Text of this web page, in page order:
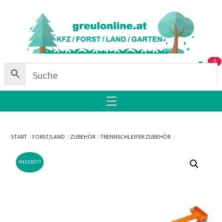
0
Menu
START FORST/LAND ZUBEHÖR TRENNSCHLEIFER ZUBEHÖR
ANGEBOT!
To
Top